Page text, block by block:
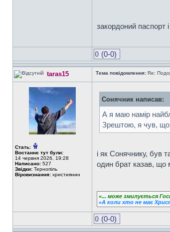
закордоний паспорт
0 (0-0)
taras15 Тема повідомлення: Re:
Стать:
Востаннє тут були:
14 червня 2026, 19:28
Написано: 527
Звідки: Тернопіль
Віровизнання: християнин
Сонячник написав:
А я маю намір
Зрештою, я чув, що
і як Сонячнику, був
один брат казав, що
«... може змилується
«А коли хто не має
0 (0-0)